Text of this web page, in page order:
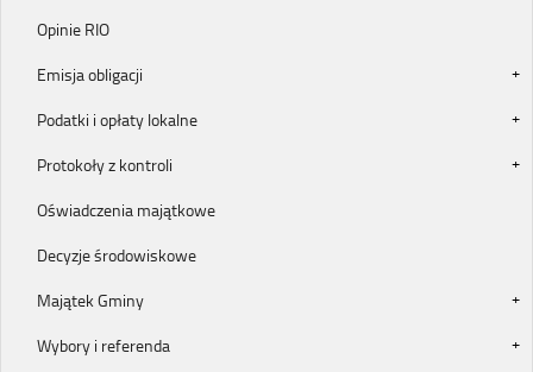
Opinie RIO
Emisja obligacji
Podatki i opłaty lokalne
Protokoły z kontroli
Oświadczenia majątkowe
Decyzje środowiskowe
Majątek Gminy
Wybory i referenda